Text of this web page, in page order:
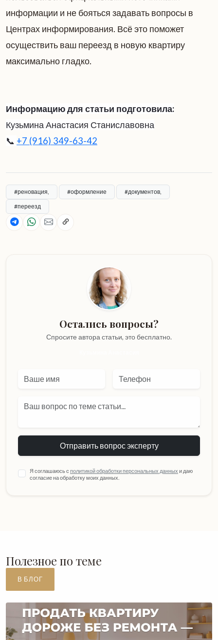
информации и не бояться задавать вопросы в
Центрах информирования. Всё это поможет
осуществить ваш переезд в новую квартиру
максимально гладко.
Информацию для статьи подготовила:
Кузьмина Анастасия Станиславовна
📞 +7 (916) 349-63-42
#реновация, #оформление
#документов,
#переезд
Остались вопросы?
Спросите автора статьи, это бесплатно.
Отправить вопрос эксперту
Я соглашаюсь с политикой обработки персональных данных и даю
согласие на обработку моих данных.
Полезное по теме
В БЛОГ